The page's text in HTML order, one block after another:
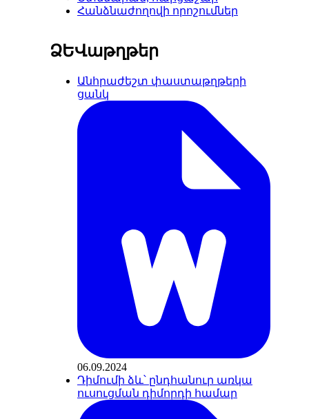
Հանձնաժողովի որոշումներ
ՁԵՎաթղթեր
Անհրաժեշտ փաստաթղթերի
ցանկ
06.09.2024
Դիմումի ձև՝ ընդհանուր առկա
ուսուցման դիմորդի համար